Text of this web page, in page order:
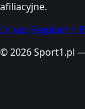
afiliacyjne.
O nas Regulamin
© 2026 Sport1.pl